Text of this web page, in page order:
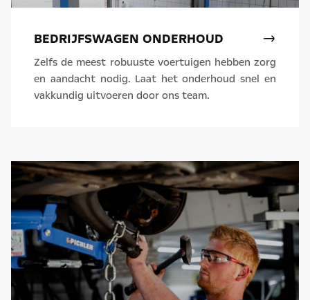
BEDRIJFSWAGEN ONDERHOUD
Zelfs de meest robuuste voertuigen hebben zorg
en aandacht nodig. Laat het onderhoud snel en
vakkundig uitvoeren door ons team.